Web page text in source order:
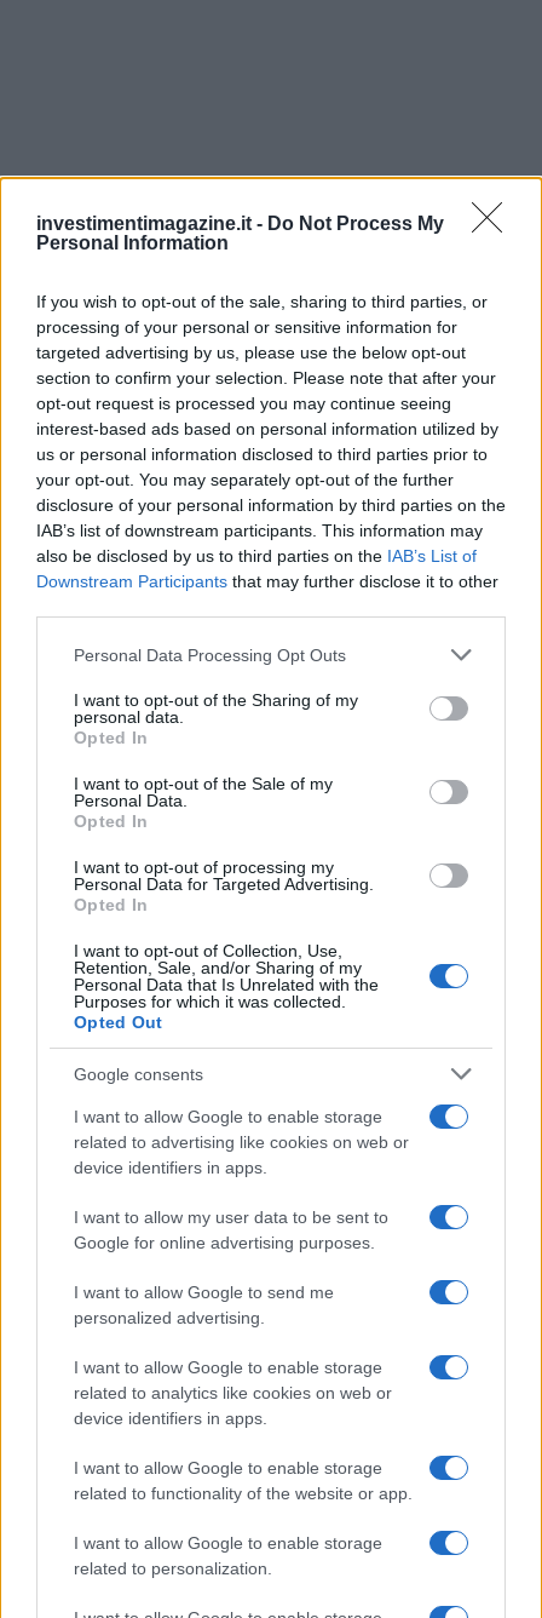
investimentimagazine.it - Do Not Process My
Personal Information
If you wish to opt-out of the sale, sharing to third parties, or
processing of your personal or sensitive information for
targeted advertising by us, please use the below opt-out
section to confirm your selection. Please note that after your
opt-out request is processed you may continue seeing
interest-based ads based on personal information utilized by
us or personal information disclosed to third parties prior to
your opt-out. You may separately opt-out of the further
disclosure of your personal information by third parties on the
IAB’s list of downstream participants. This information may
also be disclosed by us to third parties on the IAB’s List of
Downstream Participants that may further disclose it to other
Please note that this website/app uses one or more Google
not limited to your visit or usage behaviour. You may click to
grant or deny consent to Google and its third-party tags to
use your data for below specified purposes in below Google
consent section.
Personal Data Processing Opt Outs
I want to opt-out of the Sharing of my
personal data.
Opted In
I want to opt-out of the Sale of my
Personal Data.
Opted In
I want to opt-out of processing my
Personal Data for Targeted Advertising.
Opted In
I want to opt-out of Collection, Use,
Retention, Sale, and/or Sharing of my
Personal Data that Is Unrelated with the
Purposes for which it was collected.
Opted Out
Google consents
I want to allow Google to enable storage
related to advertising like cookies on web or
device identifiers in apps.
I want to allow my user data to be sent to
Google for online advertising purposes.
I want to allow Google to send me
personalized advertising.
I want to allow Google to enable storage
related to analytics like cookies on web or
device identifiers in apps.
I want to allow Google to enable storage
related to functionality of the website or app.
I want to allow Google to enable storage
related to personalization.
Continua a leggere
Reparti aeronavali della Guardia di Finanza: controllo del
territorio e contrasto agli illeciti
Francesca Galli · 8 Ago 2026
FINANZA
Governo e opposizione in contrasto: le accuse di Conte sulle
Francesca Galli · 7 Ago 2026